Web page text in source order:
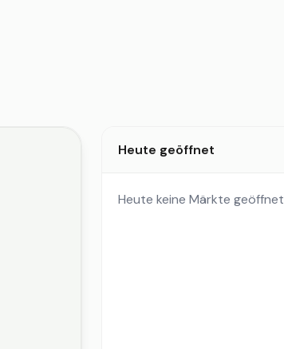
Heute geöffnet
Heute keine Märkte geöffnet